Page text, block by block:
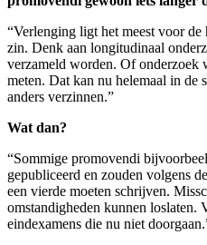
“Verlenging ligt het meest voor de
zin. Denk aan longitudinaal
verzameld worden. Of onderzoek
meten. Dat kan nu helemaal in de
anders verzinnen.”
Wat dan?
“Sommige promovendi
gepubliceerd en zouden volgens
een vierde moeten schrijven.
omstandigheden kunnen loslaten.
eindexamens die nu niet